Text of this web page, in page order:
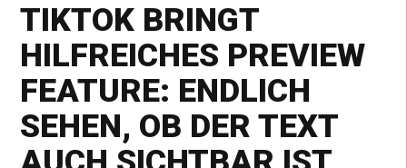
TIKTOK BRINGT
HILFREICHES PREVIEW
FEATURE: ENDLICH
SEHEN, OB DER TEXT